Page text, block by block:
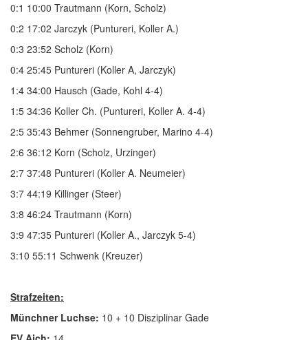
0:1 10:00 Trautmann (Korn, Scholz)
0:2 17:02 Jarczyk (Puntureri, Koller A.)
0:3 23:52 Scholz (Korn)
0:4 25:45 Puntureri (Koller A, Jarczyk)
1:4 34:00 Hausch (Gade, Kohl 4-4)
1:5 34:36 Koller Ch. (Puntureri, Koller A. 4-4)
2:5 35:43 Behmer (Sonnengruber, Marino 4-4)
2:6 36:12 Korn (Scholz, Urzinger)
2:7 37:48 Puntureri (Koller A. Neumeier)
3:7 44:19 Killinger (Steer)
3:8 46:24 Trautmann (Korn)
3:9 47:35 Puntureri (Koller A., Jarczyk 5-4)
3:10 55:11 Schwenk (Kreuzer)
Strafzeiten:
Münchner Luchse: 10 + 10 Disziplinar Gade